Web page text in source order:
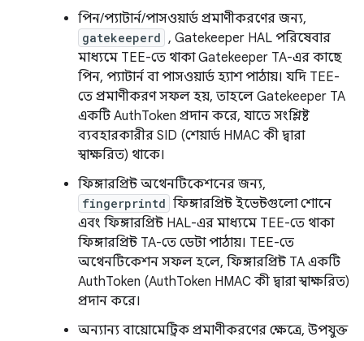
পিন/প্যাটার্ন/পাসওয়ার্ড প্রমাণীকরণের জন্য,
gatekeeperd , Gatekeeper HAL পরিষেবার
মাধ্যমে TEE-তে থাকা Gatekeeper TA-এর কাছে
পিন, প্যাটার্ন বা পাসওয়ার্ড হ্যাশ পাঠায়। যদি TEE-
তে প্রমাণীকরণ সফল হয়, তাহলে Gatekeeper TA
একটি AuthToken প্রদান করে, যাতে সংশ্লিষ্ট
ব্যবহারকারীর SID (শেয়ার্ড HMAC কী দ্বারা
স্বাক্ষরিত) থাকে।
ফিঙ্গারপ্রিন্ট অথেনটিকেশনের জন্য,
fingerprintd ফিঙ্গারপ্রিন্ট ইভেন্টগুলো শোনে
এবং ফিঙ্গারপ্রিন্ট HAL-এর মাধ্যমে TEE-তে থাকা
ফিঙ্গারপ্রিন্ট TA-তে ডেটা পাঠায়। TEE-তে
অথেনটিকেশন সফল হলে, ফিঙ্গারপ্রিন্ট TA একটি
AuthToken (AuthToken HMAC কী দ্বারা স্বাক্ষরিত)
প্রদান করে।
অন্যান্য বায়োমেট্রিক প্রমাণীকরণের ক্ষেত্রে, উপযুক্ত